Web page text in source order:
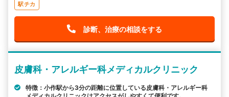
駅チカ
診断、治療の相談をする
皮膚科・アレルギー科メディカルクリニック
特徴：小作駅から3分の距離に位置している皮膚科・アレルギー科